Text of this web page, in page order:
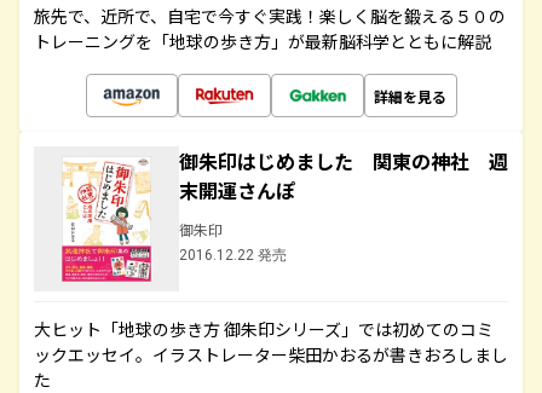
旅先で、近所で、自宅で今すぐ実践！楽しく脳を鍛える５０の
トレーニングを「地球の歩き方」が最新脳科学とともに解説
詳細を見る
御朱印はじめました 関東の神社 週
末開運さんぽ
御朱印
2016.12.22 発売
大ヒット「地球の歩き方 御朱印シリーズ」では初めてのコミ
ックエッセイ。イラストレーター柴田かおるが書きおろしまし
た